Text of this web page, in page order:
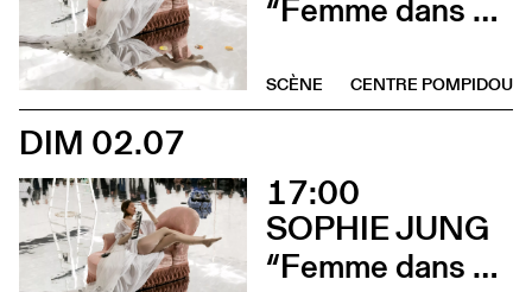
“Femme dans un extérieur (La Pisseuse)”
CENTRE POMPIDOU
SCÈNE
DIM 02.07
17:00
SOPHIE JUNG
“Femme dans un extérieur (La Pisseuse)”